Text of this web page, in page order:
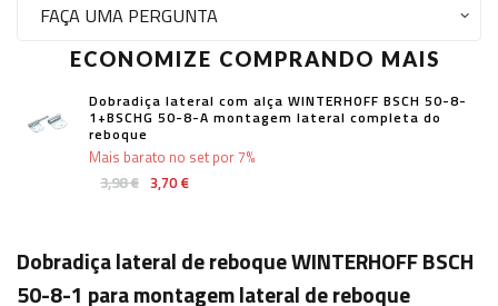
FAÇA UMA PERGUNTA
ECONOMIZE COMPRANDO MAIS
Dobradiça lateral com alça WINTERHOFF BSCH 50-8-
1+BSCHG 50-8-A montagem lateral completa do
reboque
3,98 € 3,70 €
Mais barato no set por 7%
Dobradiça lateral de reboque WINTERHOFF BSCH
50-8-1 para montagem lateral de reboque